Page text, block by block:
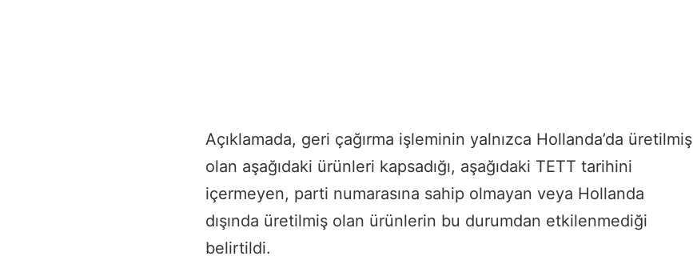
Açıklamada, geri çağırma işleminin yalnızca Hollanda’da üretilmiş
olan aşağıdaki ürünleri kapsadığı, aşağıdaki TETT tarihini
içermeyen, parti numarasına sahip olmayan veya Hollanda
dışında üretilmiş olan ürünlerin bu durumdan etkilenmediği
belirtildi.